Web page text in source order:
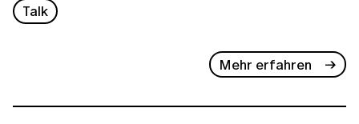
Talk
Mehr erfahren